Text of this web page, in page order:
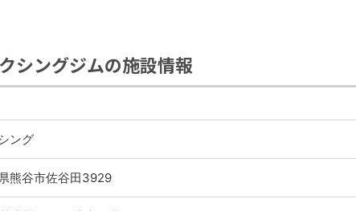
シングジムの施設情報
ング
熊谷市佐谷田3929